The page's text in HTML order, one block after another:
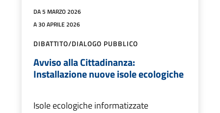
DA 5 MARZO 2026
A 30 APRILE 2026
DIBATTITO/DIALOGO PUBBLICO
Avviso alla Cittadinanza:
Installazione nuove isole ecologiche
Isole ecologiche informatizzate